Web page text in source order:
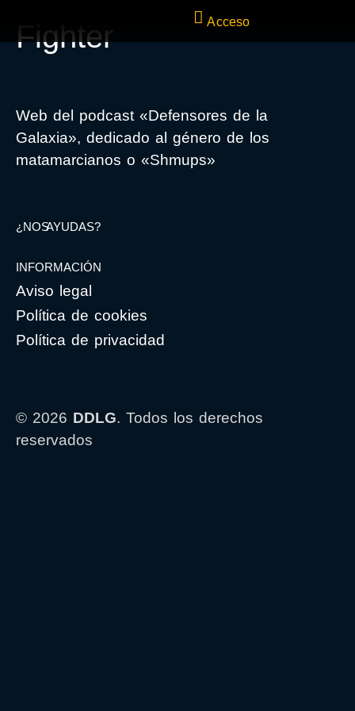
Acceso
Fighter
Web del podcast «Defensores de la
Galaxia», dedicado al género de los
matamarcianos o «Shmups»
¿NOS AYUDAS?
INFORMACIÓN
Aviso legal
Política de cookies
Política de privacidad
© 2026 DDLG. Todos los derechos
reservados